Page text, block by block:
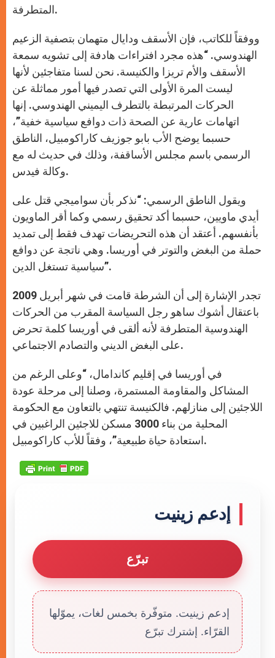
المتطرفة.
ووفقاً للكاتب، فإن الأسقف ودايال متهمان بتصفية الزعيم
الهندوسي. “هذه مجرد افتراءات هادفة إلى تشويه سمعة
الأسقف والأم تريزا والكنيسة. نحن لسنا متفاجئين لأنها
ليست المرة الأولى التي تصدر فيها أمور مماثلة عن
الحركات المرتبطة بالتطرف اليميني الهندوسي. إنها
اتهامات عارية عن الصحة ذات دوافع سياسية خفية”،
حسبما يوضح الأب بابو جوزيف كاراكومبيل، الناطق
الرسمي باسم مجلس الأساقفة، وذلك في حديث له مع
وكالة فيدس.
ويقول الناطق الرسمي: “نذكر بأن سواميجي قتل على
أيدي ماويين، حسبما أكد تحقيق رسمي وكما أقر الماويون
بأنفسهم. أعتقد أن هذه التحريضات تهدف فقط إلى تمديد
حملة من البغض والتوتر في أوريسا. وهي ناتجة عن دوافع
سياسية تستغل الدين”.
تجدر الإشارة إلى أن الشرطة قامت في شهر أبريل 2009
باعتقال أشوك ساهو رجل السياسة المقرب من الحركات
الهندوسية المتطرفة لأنه ألقى في أوريسا كلمة تحرض
على البغض الديني والتصادم الاجتماعي.
في أوريسا في إقليم كاندامال، “وعلى الرغم من
المشاكل والمقاومة المستمرة، وصلنا إلى مرحلة عودة
اللاجئين إلى منازلهم. فالكنيسة تنتهي بالتعاون مع الحكومة
المحلية من بناء 3000 مسكن للاجئين الراغبين في
استعادة حياة طبيعية”، وفقاً للأب كاراكومبيل.
إدعم زينيت
تبرّع
إدعم زينيت. متوفّرة بخمس لغات، يموّلها
القرّاء. إشترك تبرّع